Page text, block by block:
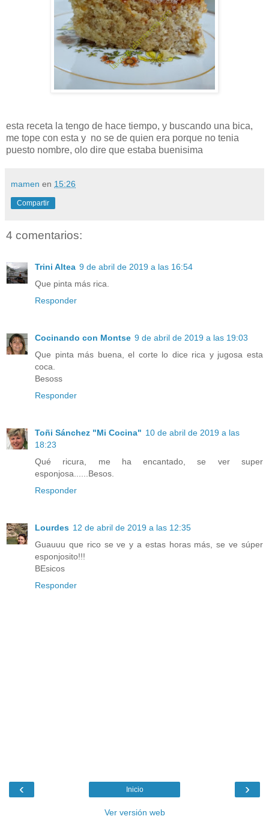
esta receta la tengo de hace tiempo, y buscando una bica,
me tope con esta y no se de quien era porque no tenia
puesto nombre, olo dire que estaba buenisima
mamen en 15:26
Compartir
4 comentarios:
Trini Altea 9 de abril de 2019 a las 16:54
Que pinta más rica.
Responder
Cocinando con Montse 9 de abril de 2019 a las 19:03
Que pinta más buena, el corte lo dice rica y jugosa esta
coca.
Besoss
Responder
Toñi Sánchez "Mi Cocina" 10 de abril de 2019 a las
18:23
Qué ricura, me ha encantado, se ver super
esponjosa......Besos.
Responder
Lourdes 12 de abril de 2019 a las 12:35
Guauuu que rico se ve y a estas horas más, se ve súper
esponjosito!!!
BEsicos
Responder
‹ ›
Inicio
Ver versión web